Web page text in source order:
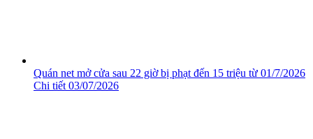
Quán net mở cửa sau 22 giờ bị phạt đến 15 triệu từ 01/7/2026
Chi tiết 03/07/2026